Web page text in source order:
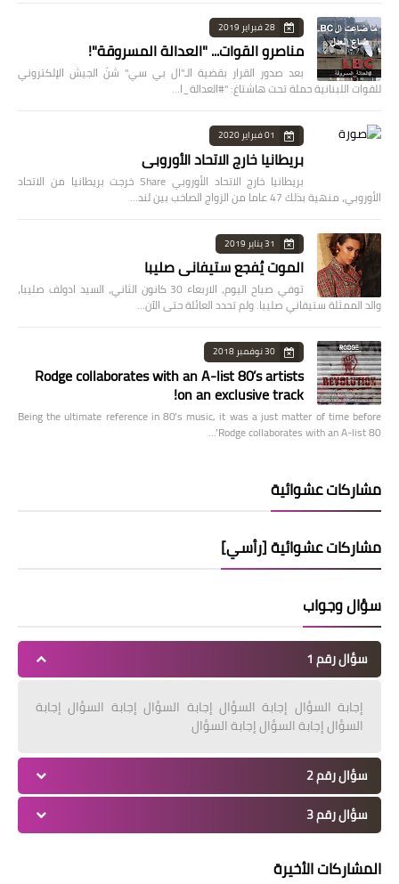
28 فبراير 2019
مناصرو القوات... "العدالة المسروقة"!
بعد صدور القرار بقضية الـ"ال بي سي" شنّ الجيش الإلكتروني
للقوات اللبنانية حملة تحت هاشتاغ: "#العدالة_ا…
01 فبراير 2020
بريطانيا خارج الاتحاد الأوروبي
بريطانيا خارج الاتحاد الأوروبي Share خرجت بريطانيا من الاتحاد
الأوروبي، منهية بذلك 47 عاما من الزواج الصاخب بين لند…
31 يناير 2019
الموت يُفجع ستيفاني صليبا
توفي صباح اليوم، الاربعاء 30 كانون الثاني، السيد ادولف صليبا،
والد الممثلة ستيفاني صليبا. ولم تحدد العائلة حتى الآن…
30 نوفمبر 2018
Rodge collaborates with an A-list 80’s artists
on an exclusive track!
Being the ultimate reference in 80’s music, it was a just matter of time before
Rodge collaborates with an A-list 80’…
مشاركات عشوائية
مشاركات عشوائية [رأسي]
سؤال وجواب
سؤال رقم 1
إجابة السؤال إجابة السؤال إجابة السؤال إجابة السؤال إجابة
السؤال إجابة السؤال إجابة السؤال
سؤال رقم 2
سؤال رقم 3
المشاركات الأخيرة